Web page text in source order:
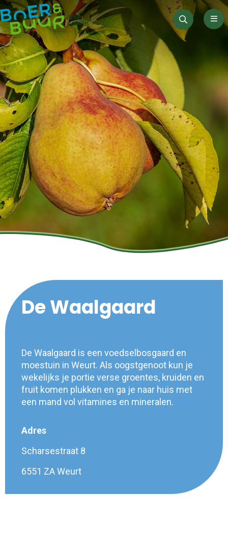
Zoeken
De Waalgaard
De Waalgaard is een voedselbosgaard en
moestuin in Weurt. Als oogstgenoot kun je
wekelijks je portie verse groentes, kruiden en
fruit komen plukken en ga je naar huis met
een mand vol vitamines en mineralen.
Adres
Scharsestraat 8
6551 ZA Weurt